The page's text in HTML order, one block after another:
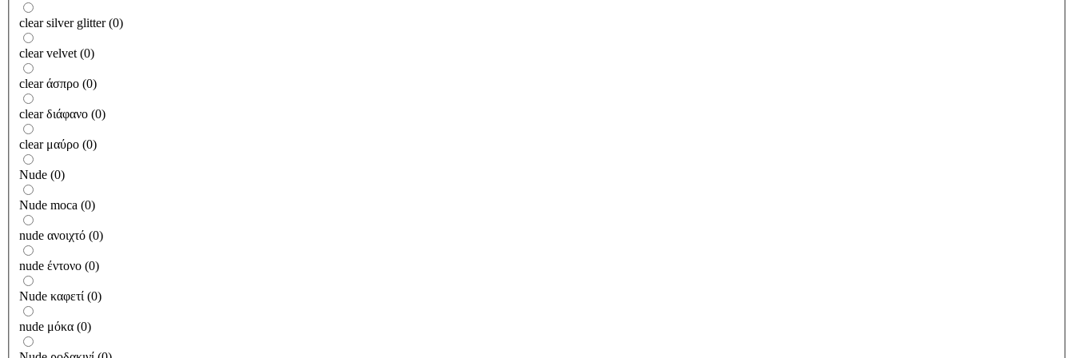
clear silver glitter (0)
clear velvet (0)
clear άσπρο (0)
clear διάφανο (0)
clear μαύρο (0)
Nude (0)
Nude moca (0)
nude ανοιχτό (0)
nude έντονο (0)
Nude καφετί (0)
nude μόκα (0)